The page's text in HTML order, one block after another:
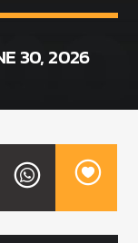
30, 2026